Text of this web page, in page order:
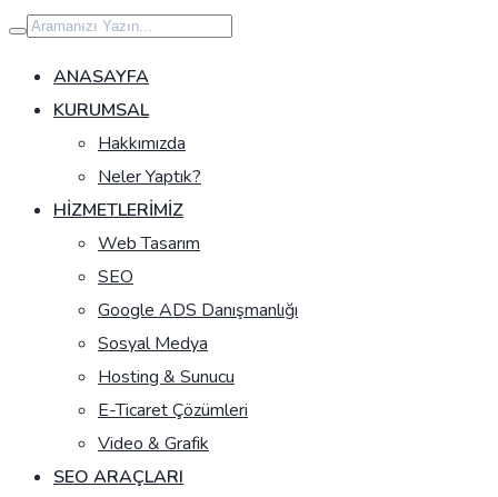
İçeriğe
geç
ANASAYFA
KURUMSAL
Hakkımızda
Neler Yaptık?
HIZMETLERIMIZ
Web Tasarım
SEO
Google ADS Danışmanlığı
Sosyal Medya
Hosting & Sunucu
E-Ticaret Çözümleri
Video & Grafik
SEO ARAÇLARI